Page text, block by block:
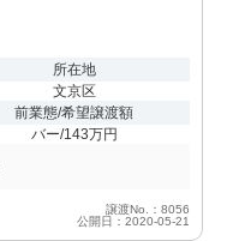
所在地
文京区
前業態/希望譲渡額
バー/143万円
譲渡No.：8056
公開日：2020-05-21